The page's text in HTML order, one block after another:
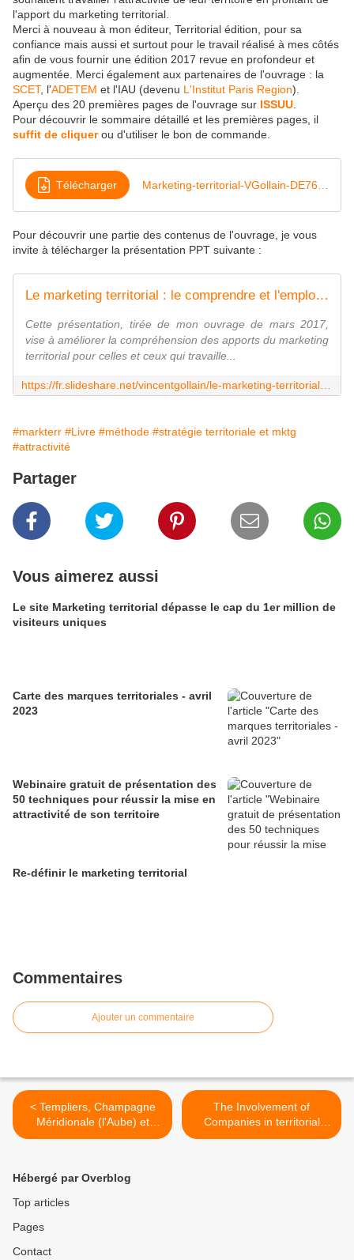
l'apport du marketing territorial.
Merci à nouveau à mon éditeur, Territorial édition, pour sa
confiance mais aussi et surtout pour le travail réalisé à mes côtés
afin de vous fournir une édition 2017 revue en profondeur et
augmentée. Merci également aux partenaires de l'ouvrage : la
SCET, l'ADETEM et l'IAU (devenu L'Institut Paris Region).
Aperçu des 20 premières pages de l'ouvrage sur ISSUU
Pour découvrir le sommaire détaillé et les premières pages, il
suffit de cliquer ou d'utiliser le bon de commande.
Télécharger
Pour découvrir une partie des contenus de l'ouvrage, je vous
invite à télécharger la présentation PPT suivante :
Le marketing territorial : le comprendre et l'employer pour développer son attractivité
Cette présentation, tirée de mon ouvrage de mars 2017,
vise à améliorer la compréhension des apports du marketing
territorial pour celles et ceux qui travaille...
#markterr #Livre #méthode #stratégie territoriale et mktg
#attractivité
Partager
Vous aimerez aussi
Le site Marketing territorial dépasse le cap du 1er million de
visiteurs uniques
Carte des marques territoriales - avril
2023
Webinaire gratuit de présentation des
50 techniques pour réussir la mise en
attractivité de son territoire
Re-définir le marketing territorial
Commentaires
Ajouter un commentaire
< Templiers, Champagne
Méridionale (l'Aube) et
Marketing touristique
The Involvement of
Companies in territorial
Attractiveness Strategies >
Hébergé par Overblog
Top articles
Pages
Contact